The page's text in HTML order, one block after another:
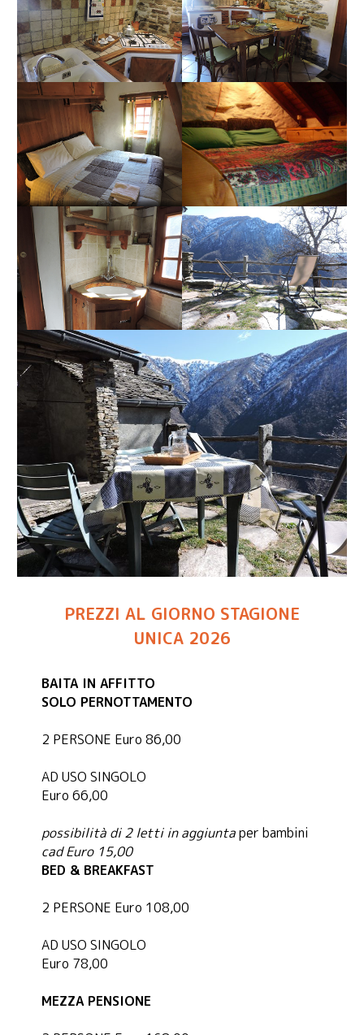
PREZZI AL GIORNO STAGIONE
UNICA 2026
BAITA IN AFFITTO
SOLO PERNOTTAMENTO
2 PERSONE Euro 86,00
AD USO SINGOLO
Euro 66,00
possibilità di 2 letti in aggiuntaper bambini
cad Euro 15,00
BED & BREAKFAST
2 PERSONE Euro 108,00
AD USO SINGOLO
Euro 78,00
MEZZA PENSIONE